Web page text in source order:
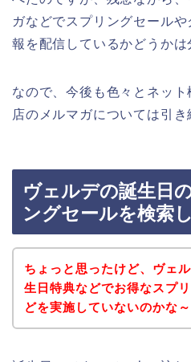
ガなどでスプリングセール
報を配信しているかどうかは
なので、今後も色々とネッ
店のメルマガについては引
ヴェルデの誕生日
ングセールを検索
ちょっと思ったけど、ヴェ
生日特典などでお得なスプ
どを実施していないのかな～